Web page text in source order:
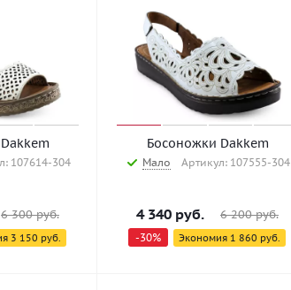
107614-304
6 300руб.
3 150 руб.
Босоножки Dakkem
Мало Артикул: 107555-304
4 340 руб. 6 200руб.
-30% Экономия 1 860 руб.